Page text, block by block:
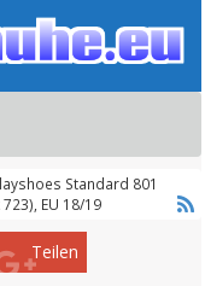
Standard 801
EU 18/19
Teilen